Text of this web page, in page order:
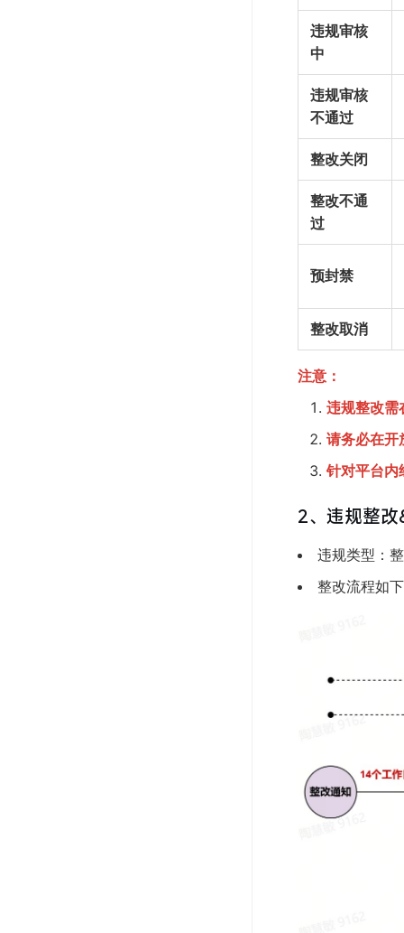
违规审核
中
违规审核
不通过
整改关闭
整改不通
过
预封禁
整改取消
注意：
违规整改需
请务必在开
针对平台内
2、违规整
违规类型：
整改流程如